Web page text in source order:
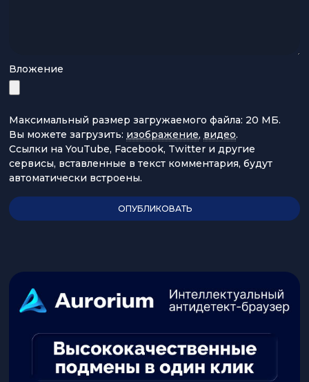
Вложение
Максимальный размер загружаемого файла: 20 МБ.
Вы можете загрузить: изображение, видео.
Ссылки на YouTube, Facebook, Twitter и другие
сервисы, вставленные в текст комментария, будут
автоматически встроены.